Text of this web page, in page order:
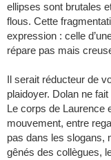
ellipses sont brutales
flous. Cette
expression : celle
répare pas mais
Il serait réducteur de
plaidoyer. Dolan ne
Le corps de Laurence
mouvement, entre
pas dans les slogans,
gênés des collègues,